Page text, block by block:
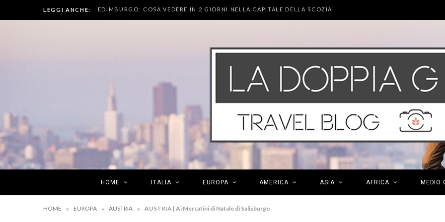
LEGGI ANCHE: EDIMBURGO: COSA VEDERE IN 2 GIORNI NELLA CAPITALE DELLA SCOZIA
HOME ITALIA EUROPA AMERICA ASIA AFRICA MEDIO
HOME » EUROPA » AUSTRIA » AUSTRIA | Ai Mercatini di Natale di Salisburgo